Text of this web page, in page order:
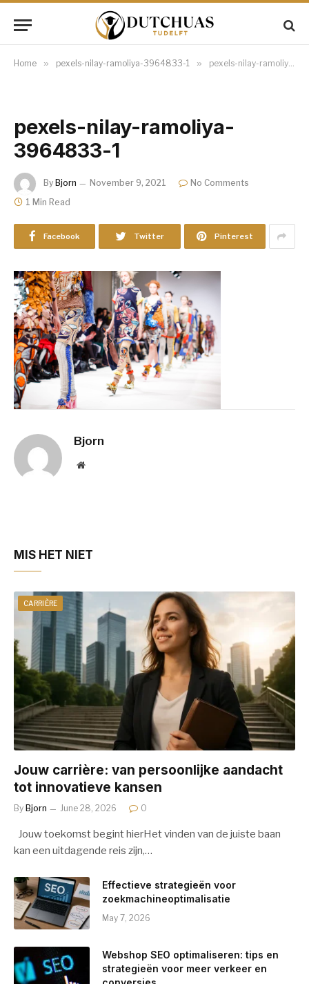
Home » pexels-nilay-ramoliya-3964833-1 » pexels-nilay-ramoliya-3964833-1
pexels-nilay-ramoliya-
3964833-1
By Bjorn November 9, 2021
No Comments
1 Min Read
Facebook Twitter Pinterest
Bjorn
Website
MIS HET NIET
CARRIÈRE
Jouw carrière: van persoonlijke aandacht
tot innovatieve kansen
By Bjorn June 28, 2026 0
Jouw toekomst begint hierHet vinden van de juiste baan
kan een uitdagende reis zijn,…
Effectieve strategieën voor
zoekmachineoptimalisatie
May 7, 2026
Webshop SEO optimaliseren: tips en
strategieën voor meer verkeer en